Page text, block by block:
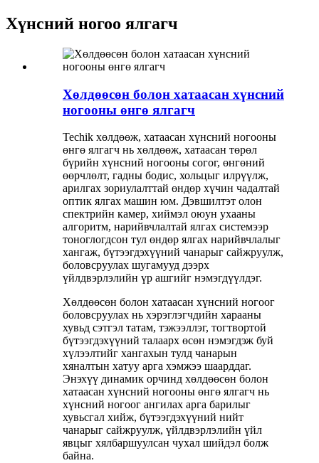
Хүнсний ногоо ялгагч
Хөлдөөсөн болон хатаасан хүнсний
ногооны өнгө ялгагч
Techik хөлдөөж, хатаасан хүнсний ногооны
өнгө ялгагч нь хөлдөөж, хатаасан төрөл
бүрийн хүнсний ногооны согог, өнгөний
өөрчлөлт, гадны бодис, хольцыг илрүүлж,
арилгах зориулалттай өндөр хүчин чадалтай
оптик ялгах машин юм. Дэвшилтэт олон
спектрийн камер, хиймэл оюун ухааны
алгоритм, нарийвчлалтай ялгах системээр
тоноглогдсон тул өндөр ялгах нарийвчлалыг
хангаж, бүтээгдэхүүний чанарыг сайжруулж,
боловсруулах шугамууд дээрх
үйлдвэрлэлийн үр ашгийг нэмэгдүүлдэг.
Хөлдөөсөн болон хатаасан хүнсний ногоог
боловсруулах нь хэрэглэгчдийн харааны
хувьд сэтгэл татам, тэжээллэг, тогтвортой
бүтээгдэхүүний талаарх өсөн нэмэгдэж буй
хүлээлтийг хангахын тулд чанарын
хяналтын хатуу арга хэмжээ шаарддаг.
Энэхүү динамик орчинд хөлдөөсөн болон
хатаасан хүнсний ногооны өнгө ялгагч нь
хүнсний ногоог ангилах арга барилыг
хувьсгал хийж, бүтээгдэхүүний нийт
чанарыг сайжруулж, үйлдвэрлэлийн үйл
явцыг хялбаршуулсан чухал шийдэл болж
байна.